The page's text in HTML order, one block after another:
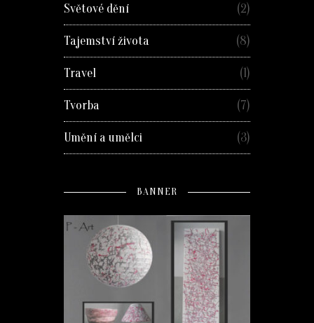
Světové dění (2)
Tajemství života (8)
Travel (1)
Tvorba (7)
Umění a umělci (3)
BANNER